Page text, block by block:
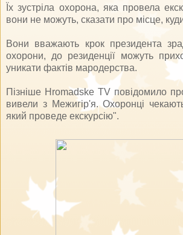
Їх зустріла охорона, яка провела
вони не можуть, сказати про місце,
Вони вважають крок президента
охорони, до резиденції можуть
уникати фактів мародерства.
Пізніше Hromadske TV повідомило
вивели з Межигір'я. Охоронці
який проведе екскурсію".